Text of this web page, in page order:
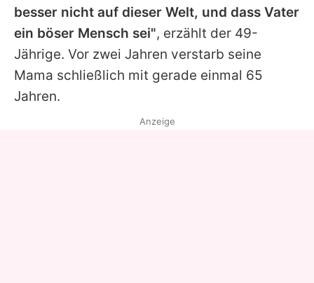
besser nicht auf dieser Welt, und dass Vater
ein böser Mensch sei", erzählt der 49-
Jährige. Vor zwei Jahren verstarb seine
Mama schließlich mit gerade einmal 65
Jahren.
Anzeige